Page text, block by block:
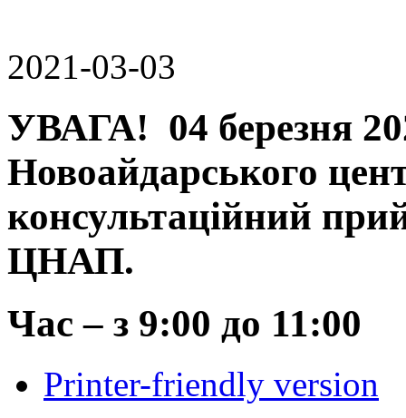
2021-03-03
УВАГА! 04 березня
Новоайдарського
консультаційний
ЦНАП.
Час – з 9:00 до 11:00
Printer-friendly version